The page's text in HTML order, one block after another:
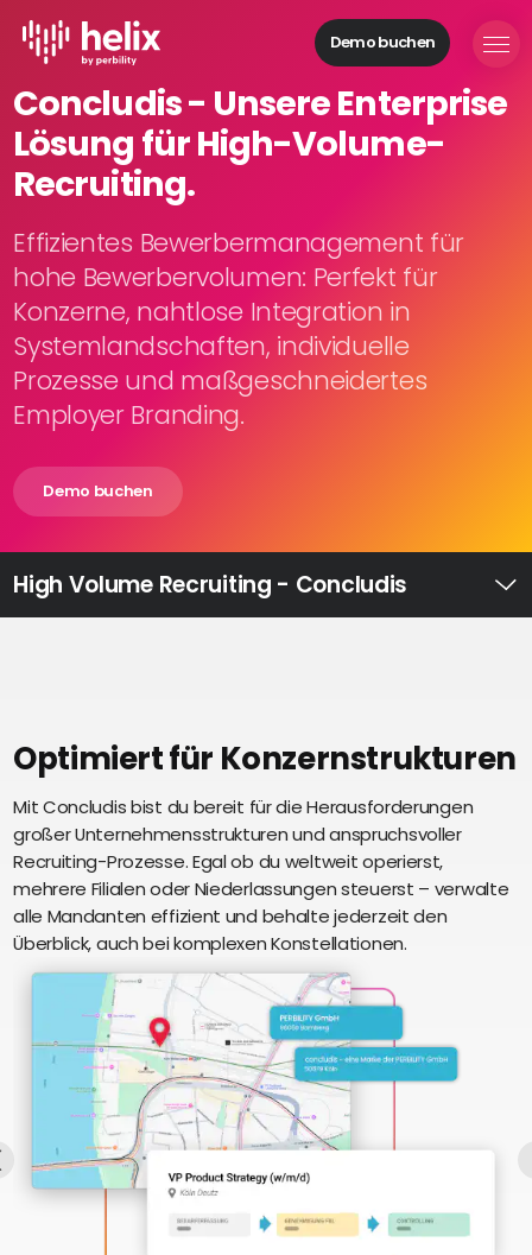
Demo buchen
Helix Module
Organisationen
aufbauen
gewinnen
Mitarbeitende
entwickeln
Feedback
geben
Volume
Ausbildungsmanagement
Lernen
eAkte
und
Digitalisierung
Schnittstellen
Intelligenz
Über uns
Perbility
Offene
Stellen
Compliance
Kontakt
Concludis - Unsere Enterprise
Lösung für High-Volume-
Recruiting.
Effizientes Bewerbermanagement für
hohe Bewerbervolumen: Perfekt für
Konzerne, nahtlose Integration in
Systemlandschaften, individuelle
Prozesse und maßgeschneidertes
Employer Branding.
Demo buchen
High Volume Recruiting - Concludis
Optimiert für Konzernstrukturen
Mit Concludis bist du bereit für die Herausforderungen
großer Unternehmensstrukturen und anspruchsvoller
Recruiting-Prozesse. Egal ob du weltweit operierst,
mehrere Filialen oder Niederlassungen steuerst – verwalte
alle Mandanten effizient und behalte jederzeit den
Überblick, auch bei komplexen Konstellationen.